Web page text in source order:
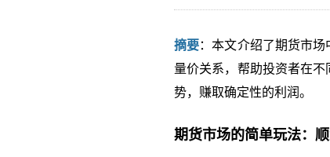
摘要：本文介绍了期货市
量价关系，帮助投资者在
势，赚取确定性的利润。
期货市场的简单玩法：